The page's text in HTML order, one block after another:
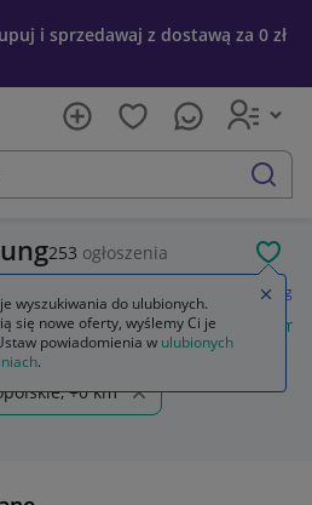
i sprzedawaj z dostawą za 0 zł
szukaj
253 ogłoszenia
Samsung
samsung s26 samsung s24
+0 km
wyszukiwania do ulubionych.
się nowe oferty, wyślemy Ci je
powiadomienia w ulubionych
.